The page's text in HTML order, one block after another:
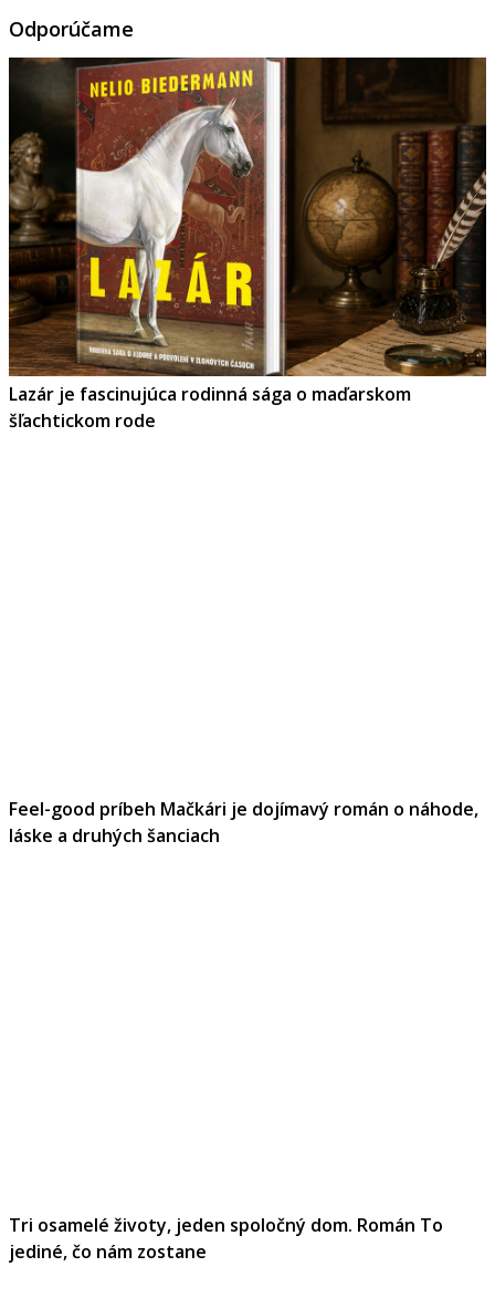
Odporúčame
Lazár je fascinujúca rodinná sága o maďarskom
šľachtickom rode
Feel-good príbeh Mačkári je dojímavý román o náhode,
láske a druhých šanciach
Tri osamelé životy, jeden spoločný dom. Román To
jediné, čo nám zostane